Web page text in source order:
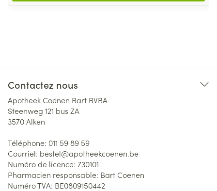
Contactez nous
Apotheek Coenen Bart BVBA
Steenweg 121 bus ZA
3570Alken
Téléphone: 011 59 89 59
Courriel: bestel@apotheekcoenen.be
Numéro de licence: 730101
Pharmacien responsable: Bart Coenen
Numéro TVA: BE0809150442